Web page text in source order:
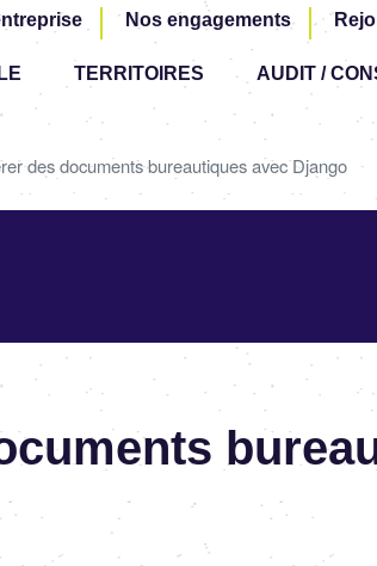
Aller
contenu
principal
Nos engagements
TERRITOIRES AUDIT /
des documents bureautiques avec Django